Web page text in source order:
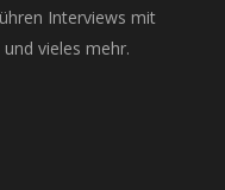
Interviews mit
vieles mehr.